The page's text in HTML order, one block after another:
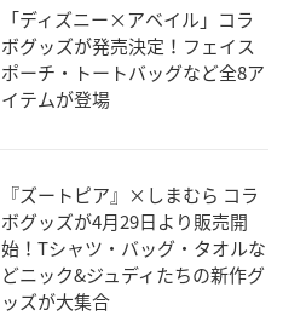
「ディズニー×アベイル」コラ
ボグッズが発売決定！フェイス
ポーチ・トートバッグなど全8ア
イテムが登場
『ズートピア』×しまむら コラ
ボグッズが4月29日より販売開
始！Tシャツ・バッグ・タオルな
どニック&ジュディたちの新作グ
ッズが大集合